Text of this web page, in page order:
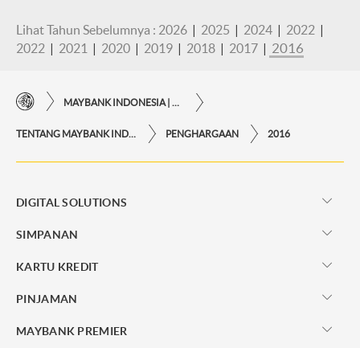
Lihat Tahun Sebelumnya : 2026 | 2025 | 2024 | 2022 |
2022 | 2021 | 2020 | 2019 | 2018 | 2017 | 2016
PENGHARGAAN 2016
DIGITAL SOLUTIONS
SIMPANAN
KARTU KREDIT
PINJAMAN
MAYBANK PREMIER